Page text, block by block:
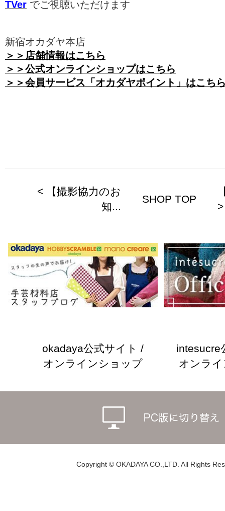
TVer でご視聴いただけます
新宿オカダヤ本店
＞＞店舗情報はこちら
＞＞公式オンラインショップはこちら
＞＞会員サービス「オカダヤポイント」はこち
< 【撮影協力のお
知...
SHOP TOP
>
okadaya公式サイト /
オンラインショップ
intesucre
オンラ
Copyright © OKADAYA CO.,LTD. All Rights